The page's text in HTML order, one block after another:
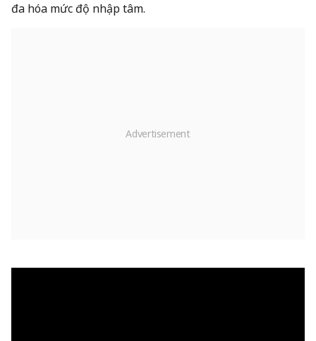
đa hóa mức độ nhập tâm.